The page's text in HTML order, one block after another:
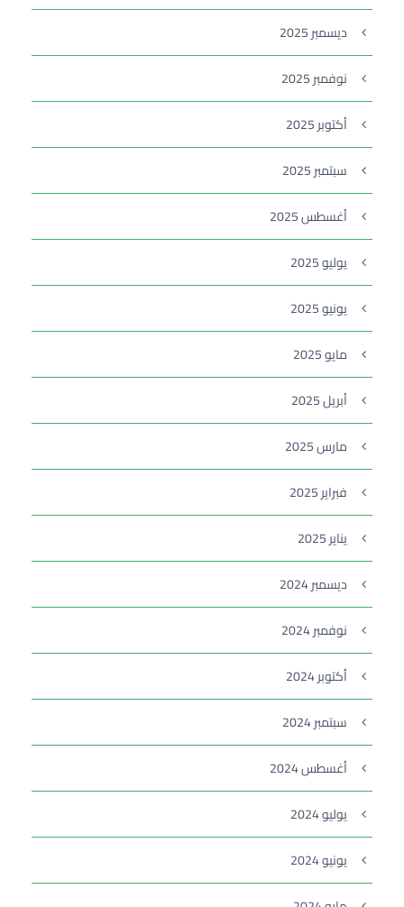
ديسمبر 2025
نوفمبر 2025
أكتوبر 2025
سبتمبر 2025
أغسطس 2025
يوليو 2025
يونيو 2025
مايو 2025
أبريل 2025
مارس 2025
فبراير 2025
يناير 2025
ديسمبر 2024
نوفمبر 2024
أكتوبر 2024
سبتمبر 2024
أغسطس 2024
يوليو 2024
يونيو 2024